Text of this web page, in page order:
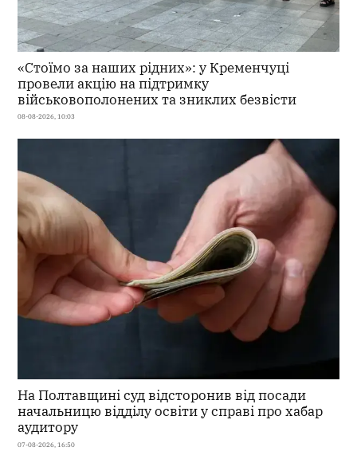
«Стоїмо за наших рідних»: у Кременчуці
провели акцію на підтримку
військовополонених та зниклих безвісти
08-08-2026, 10:03
На Полтавщині суд відсторонив від посади
начальницю відділу освіти у справі про хабар
аудитору
07-08-2026, 16:50